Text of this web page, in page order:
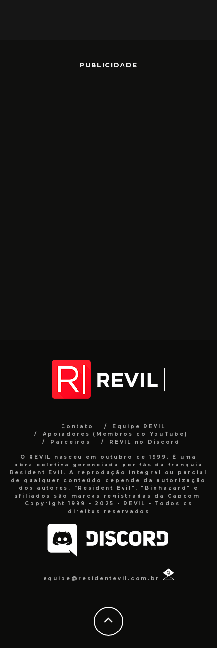
PUBLICIDADE
Contato
Equipe REVIL
Apoiadores (Membros do YouTube)
Parceiros
REVIL no Discord
O REVIL nasceu em outubro de 1999. É uma
obra coletiva gerenciada por fãs da franquia
Resident Evil. A reprodução integral ou parcial
de qualquer conteúdo depende da autorização
dos autores. "Resident Evil", "Biohazard" e
afiliados são marcas registradas da Capcom.
Copyright 1999 - 2025 - REVIL - Todos os
direitos reservados
equipe@residentevil.com.br